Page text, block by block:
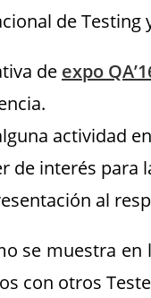
de Testing
de expo
actividad
de interés
al
se muestra
con otros